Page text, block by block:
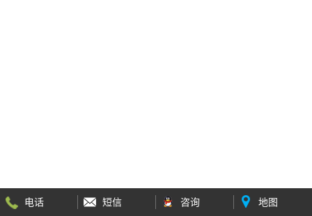
电话 短信 咨询 地图